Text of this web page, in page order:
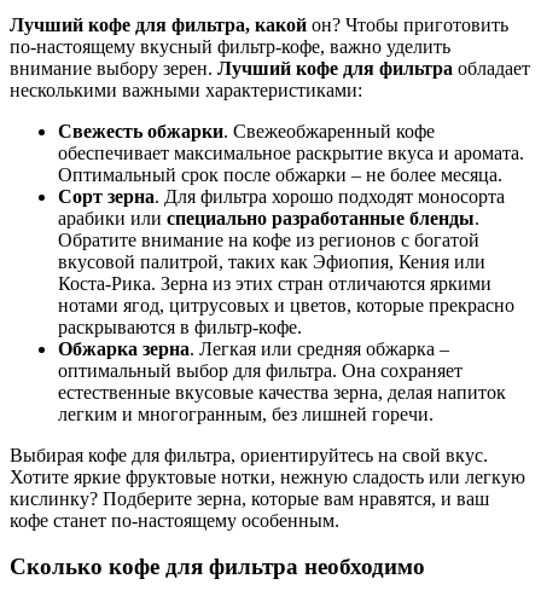
Лучший кофе для фильтра, какой он? Чтобы приготовить
по-настоящему вкусный фильтр-кофе, важно уделить
внимание выбору зерен. Лучший кофе для фильтра обладает
несколькими важными характеристиками:
Свежесть обжарки. Свежеобжаренный кофе
обеспечивает максимальное раскрытие вкуса и аромата.
Оптимальный срок после обжарки – не более месяца.
Сорт зерна. Для фильтра хорошо подходят моносорта
арабики или специально разработанные бленды.
Обратите внимание на кофе из регионов с богатой
вкусовой палитрой, таких как Эфиопия, Кения или
Коста-Рика. Зерна из этих стран отличаются яркими
нотами ягод, цитрусовых и цветов, которые прекрасно
раскрываются в фильтр-кофе.
Обжарка зерна. Легкая или средняя обжарка –
оптимальный выбор для фильтра. Она сохраняет
естественные вкусовые качества зерна, делая напиток
легким и многогранным, без лишней горечи.
Выбирая кофе для фильтра, ориентируйтесь на свой вкус.
Хотите яркие фруктовые нотки, нежную сладость или легкую
кислинку? Подберите зерна, которые вам нравятся, и ваш
кофе станет по-настоящему особенным.
Сколько кофе для фильтра необходимо